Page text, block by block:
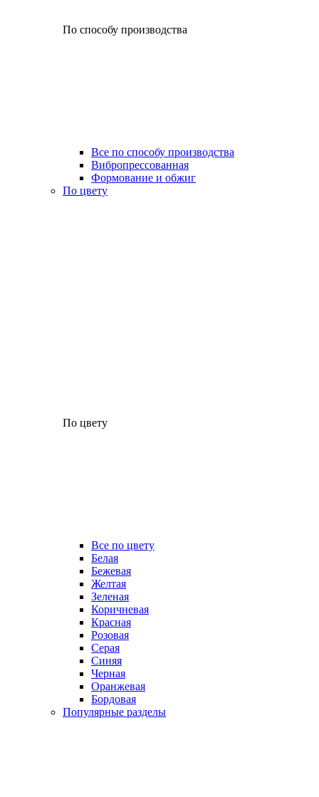
По способу производства
Все по способу производства
Вибропрессованная
Формование и обжиг
По цвету
По цвету
Все по цвету
Белая
Бежевая
Желтая
Зеленая
Коричневая
Красная
Розовая
Серая
Синяя
Черная
Оранжевая
Бордовая
Популярные разделы